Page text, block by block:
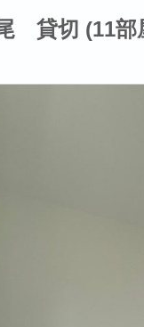
貸切 (11